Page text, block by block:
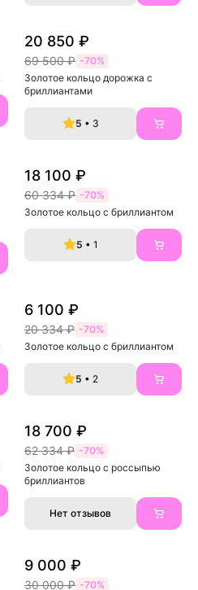
20 850 ₽
69 500 ₽ -70%
Золотое кольцо дорожка с
бриллиантами
5 • 3
18 100 ₽
60 334 ₽ -70%
Золотое кольцо с бриллиантом
5 • 1
6 100 ₽
20 334 ₽ -70%
Золотое кольцо с бриллиантом
5 • 2
18 700 ₽
62 334 ₽ -70%
Золотое кольцо с россыпью
бриллиантов
Нет отзывов
9 000 ₽
30 000 ₽ -70%